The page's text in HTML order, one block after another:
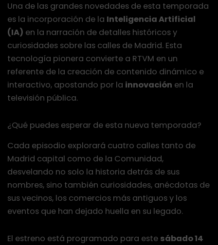
Una de las grandes novedades de esta temporada
es la incorporación de la Inteligencia Artificial
(IA) en la narración de detalles históricos y
curiosidades sobre las calles de Madrid. Esta
tecnología pionera convierte a RTVM en un
referente de la creación de contenido dinámico e
interactivo, apostando por la innovación en la
televisión pública.
¿Qué puedes esperar de esta nueva temporada?
Cada episodio explorará cuatro calles tanto de
Madrid capital como de la Comunidad,
desvelando no solo la historia detrás de sus
nombres, sino también curiosidades, anécdotas de
sus vecinos, los comercios más antiguos y los
eventos que han dejado huella en su legado.
El estreno está programado para este sábado 14